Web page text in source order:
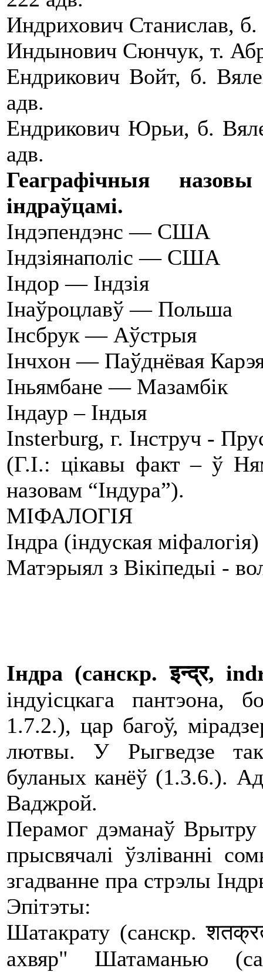
Индрихович Станислав,
Индынович Сюнчук, т.
Ендрикович Войт, б.
адв.
Ендрикович Юрьи, б.
адв.
Геаграфічныя
індраўцамі.
Індэпендэнс — США
Індзіянаполіс — США
Індор — Індзія
Інаўроцлавў — Польша
Інсбрук — Аўстрыя
Інчхон — Паўднёвая
Іньямбане — Мазамбік
Індаур – Індыя
Insterburg, г. Інструч -
(Г.І.: цікавы факт – ў
назовам “Індура”).
МІФАЛОГІЯ
Індра (індуская міфалогія)
Матэрыял з Вікіпедыі -
Індра (санскр. इन्द्र,
індуісцкага пантэона,
1.7.2.), цар багоў,
лютвы. У Рыгведзе
буланых канёў (1.3.6.).
Ваджрой.
Перамог дэманаў
прысвячалі ўзліванні
згадванне пра стрэлы
Эпітэты:
Шатакрату (санскр.
ахвяр" Шатаманью